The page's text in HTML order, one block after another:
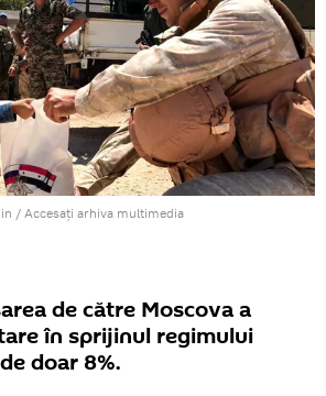
/ Accesați arhiva multimedia
de către Moscova a
în sprijinul regimului
doar 8%.